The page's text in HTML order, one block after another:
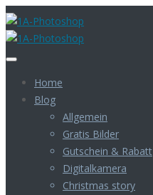
Home
Blog
Allgemein
Gratis Bilder
Gutschein & Rabatt
Digitalkamera
Christmas story